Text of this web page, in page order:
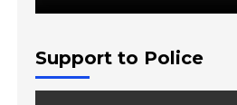
Support to Police